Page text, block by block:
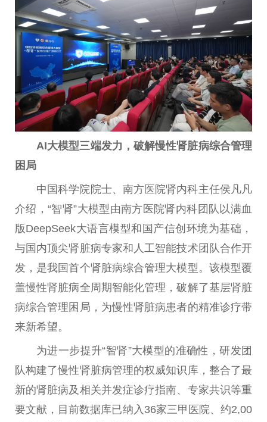
AI大模型三端发力，破解慢性肾脏病综合管理
困局
中国科学院院士、南方医院肾内科主任侯凡凡
介绍，“智肾”大模型由南方医院肾内科团队以满血
版DeepSeek大语言模型和国产信创环境为基础，
与国内顶尖肾脏病专家和人工智能技术团队合作开
发，是我国首个肾脏病综合管理大模型。该模型覆
盖慢性肾脏病全周期智能化管理，破解了基层肾脏
病综合管理困局，为慢性肾脏病患者的精准诊疗带
来新希望。
为进一步提升“智肾”大模型的准确性，研发团
队构建了慢性肾脏病管理的权威知识库，整合了最
新的肾脏病及相关并发症诊疗指南、专家共识等重
要文献，目前数据库已纳入36家三甲医院、约2,00